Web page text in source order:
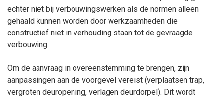
echter niet bij verbouwingswerken als de normen alleen
gehaald kunnen worden door werkzaamheden die
constructief niet in verhouding staan tot de gevraagde
verbouwing.
Om de aanvraag in overeenstemming te brengen, zijn
aanpassingen aan de voorgevel vereist (verplaatsen trap,
vergroten deuropening, verlagen deurdorpel). Dit wordt